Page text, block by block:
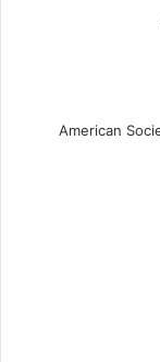
American